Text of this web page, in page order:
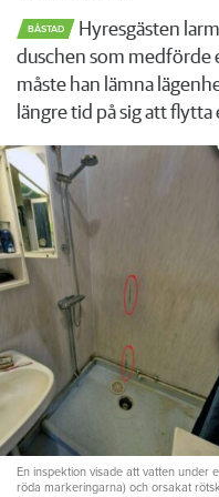
BÅSTAD
Hyresgästen
duschen som medförde
måste han lämna
längre tid på sig att
En inspektion visade att vatten under
röda markeringarna) och orsakat